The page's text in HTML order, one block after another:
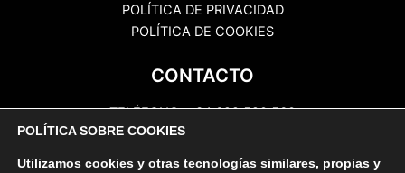
POLÍTICA DE PRIVACIDAD
POLÍTICA DE COOKIES
CONTACTO
TELÉFONO: +34 622 520 560
EMAIL: info@prbcomunicaciones.com
DIRECCIÓN: Ctra Gral Valle Guerra, 197.
POLÍTICA SOBRE COOKIES
Utilizamos cookies y otras tecnologías similares, propias y